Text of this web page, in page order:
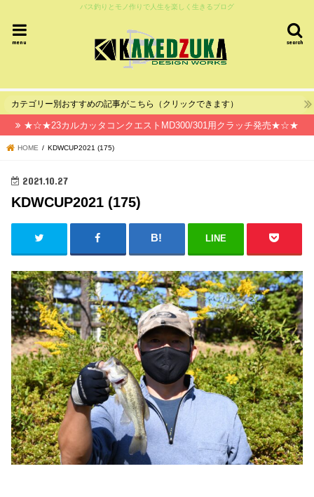
バス釣りとモノ作りで人生を楽しく生きるブログ
search
menu
カテゴリー別おすすめの記事がこちら（クリックできます）
★☆★23カルカッタコンクエストMD300/301用クラッチ発売★☆★
HOME KDWCUP2021 (175)
2021.10.27
KDWCUP2021 (175)
LINE